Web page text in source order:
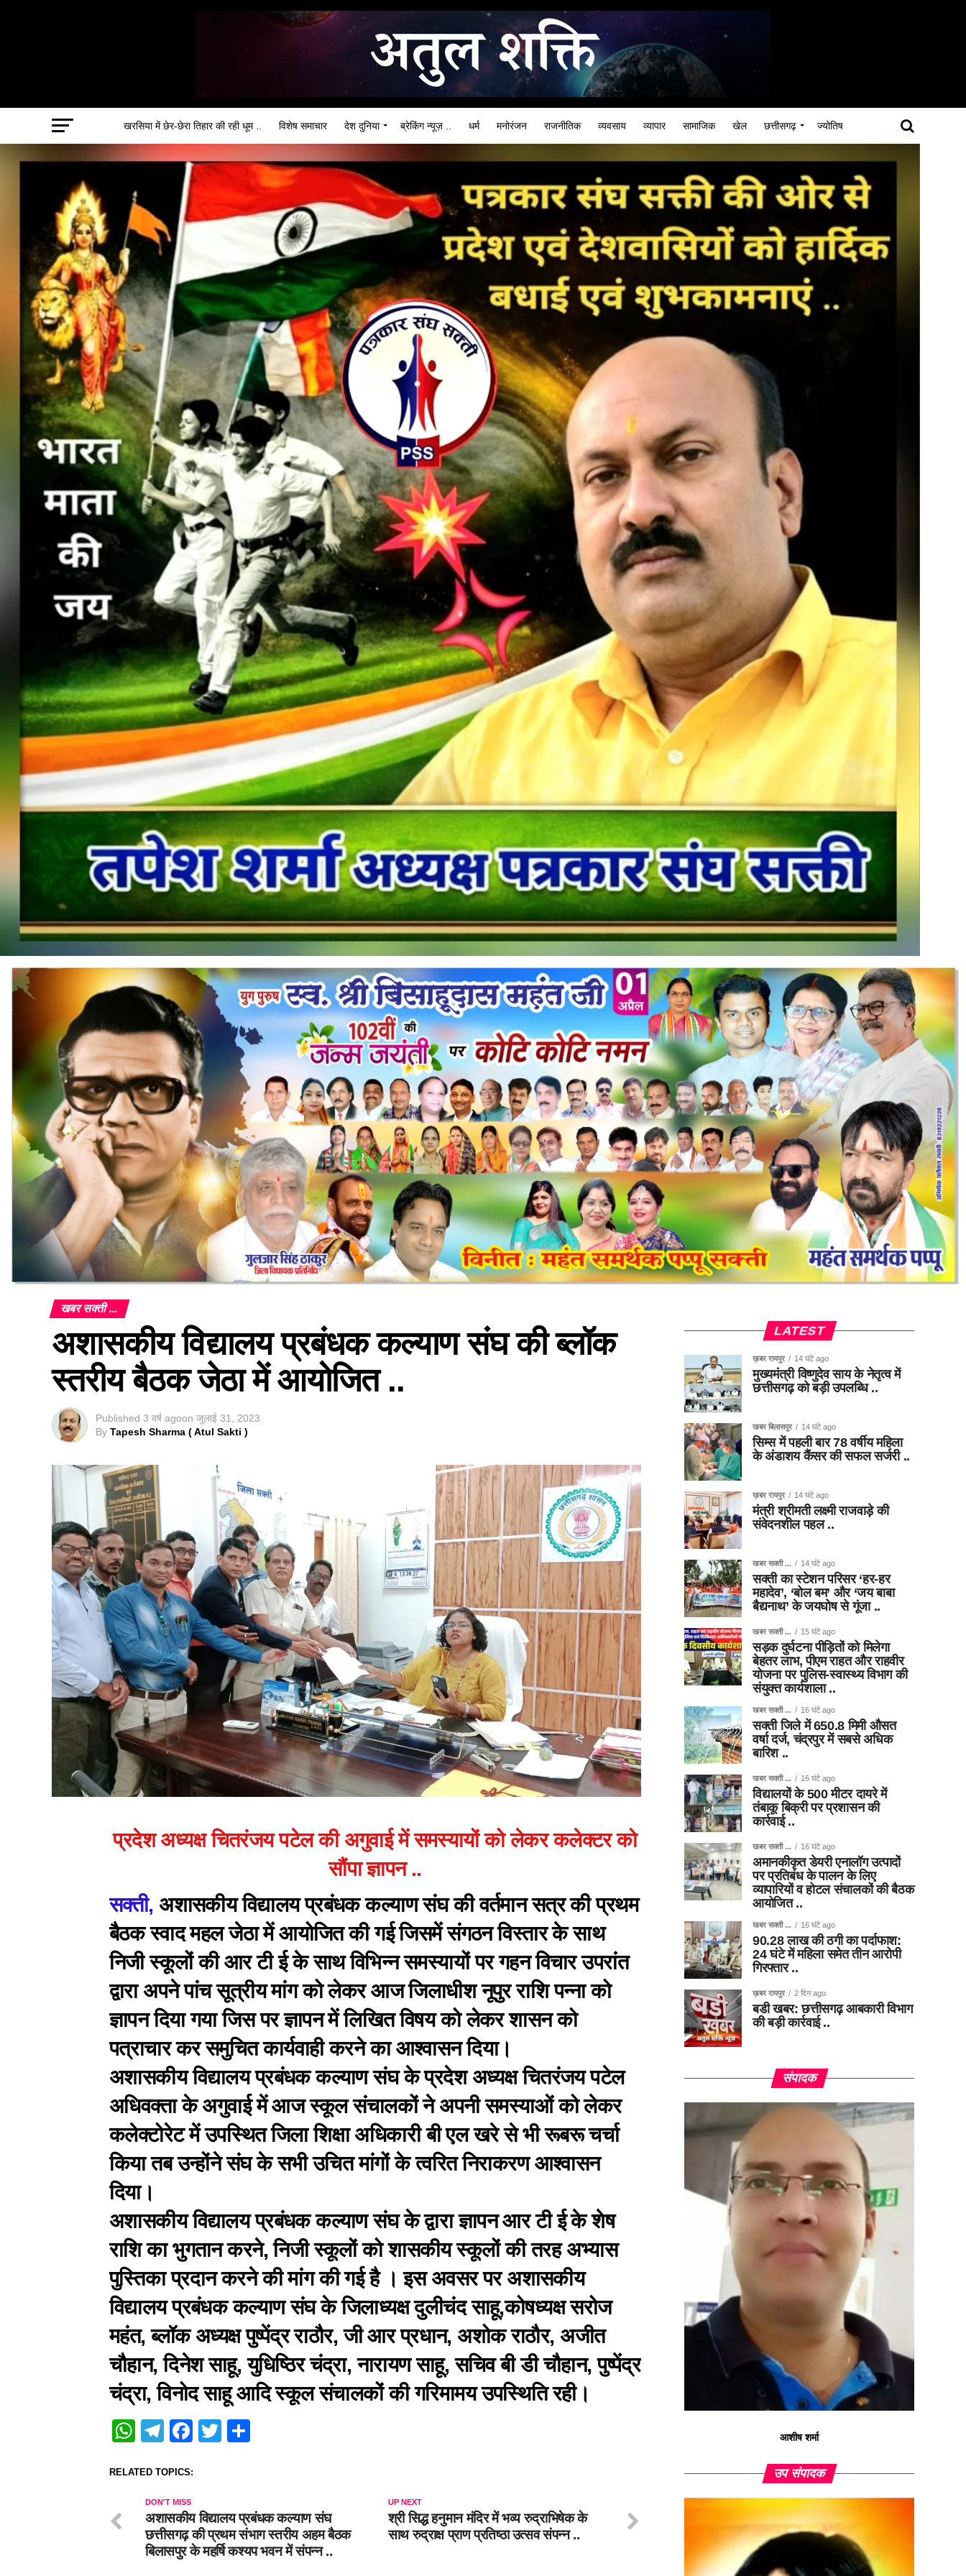
खरसिया में छेर-छेरा तिहार की रही धूम .. विशेष समाचार देश दुनिया ब्रेकिंग न्यूज़ .. धर्म मनोरंजन राजनीतिक व्यवसाय व्यापार सामाजिक खेल छत्तीसगढ़ ज्योतिष
खबर सक्ती ...
अशासकीय विद्यालय प्रबंधक कल्याण संघ की ब्लॉक
स्तरीय बैठक जेठा में आयोजित ..
Published 3 वर्ष agoon जुलाई 31, 2023
By Tapesh Sharma ( Atul Sakti )
प्रदेश अध्यक्ष चितरंजय पटेल की अगुवाई में समस्यायों को लेकर कलेक्टर को
सौंपा ज्ञापन ..
सक्ती, अशासकीय विद्यालय प्रबंधक कल्याण संघ की वर्तमान सत्र की प्रथम
बैठक स्वाद महल जेठा में आयोजित की गई जिसमें संगठन विस्तार के साथ
निजी स्कूलों की आर टी ई के साथ विभिन्न समस्यायों पर गहन विचार उपरांत
द्वारा अपने पांच सूत्रीय मांग को लेकर आज जिलाधीश नूपुर राशि पन्ना को
ज्ञापन दिया गया जिस पर ज्ञापन में लिखित विषय को लेकर शासन को
पत्राचार कर समुचित कार्यवाही करने का आश्वासन दिया।
अशासकीय विद्यालय प्रबंधक कल्याण संघ के प्रदेश अध्यक्ष चितरंजय पटेल
अधिवक्ता के अगुवाई में आज स्कूल संचालकों ने अपनी समस्याओं को लेकर
कलेक्टोरेट में उपस्थित जिला शिक्षा अधिकारी बी एल खरे से भी रूबरू चर्चा
किया तब उन्होंने संघ के सभी उचित मांगों के त्वरित निराकरण आश्वासन
दिया।
अशासकीय विद्यालय प्रबंधक कल्याण संघ के द्वारा ज्ञापन आर टी ई के शेष
राशि का भुगतान करने, निजी स्कूलों को शासकीय स्कूलों की तरह अभ्यास
पुस्तिका प्रदान करने की मांग की गई है । इस अवसर पर अशासकीय
विद्यालय प्रबंधक कल्याण संघ के जिलाध्यक्ष दुलीचंद साहू,कोषध्यक्ष सरोज
महंत, ब्लॉक अध्यक्ष पुष्पेंद्र राठौर, जी आर प्रधान, अशोक राठौर, अजीत
चौहान, दिनेश साहू, युधिष्ठिर चंद्रा, नारायण साहू, सचिव बी डी चौहान, पुष्पेंद्र
चंद्रा, विनोद साहू आदि स्कूल संचालकों की गरिमामय उपस्थिति रही।
WhatsApp
Telegram
Facebook
Twitter
RELATED TOPICS:
UP NEXT
श्री सिद्ध हनुमान मंदिर में भव्य रुद्राभिषेक के
साथ रुद्राक्ष प्राण प्रतिष्ठा उत्सव संपन्न ..
DON'T MISS
अशासकीय विद्यालय प्रबंधक कल्याण संघ
छत्तीसगढ़ की प्रथम संभाग स्तरीय अहम बैठक
बिलासपुर के महर्षि कश्यप भवन में संपन्न ..
LATEST
ख़बर रायपुर 14 घंटे ago
मुख्यमंत्री विष्णुदेव साय के नेतृत्व में
छत्तीसगढ़ को बड़ी उपलब्धि ..
खबर बिलासपुर 14 घंटे ago
सिम्स में पहली बार 78 वर्षीय महिला
के अंडाशय कैंसर की सफल सर्जरी ..
ख़बर रायपुर 14 घंटे ago
मंत्री श्रीमती लक्ष्मी राजवाड़े की
संवेदनशील पहल ..
खबर सक्ती ... 14 घंटे ago
सक्ती का स्टेशन परिसर ‘हर-हर
महादेव’, ‘बोल बम’ और ‘जय बाबा
बैद्यनाथ’ के जयघोष से गूंजा ..
खबर सक्ती ... 15 घंटे ago
सड़क दुर्घटना पीड़ितों को मिलेगा
बेहतर लाभ, पीएम राहत और राहवीर
योजना पर पुलिस-स्वास्थ्य विभाग की
संयुक्त कार्यशाला ..
खबर सक्ती ... 16 घंटे ago
सक्ती जिले में 650.8 मिमी औसत
वर्षा दर्ज, चंद्रपुर में सबसे अधिक
बारिश ..
खबर सक्ती ... 16 घंटे ago
विद्यालयों के 500 मीटर दायरे में
तंबाकू बिक्री पर प्रशासन की
कार्रवाई ..
खबर सक्ती ... 16 घंटे ago
अमानकीकृत डेयरी एनालॉग उत्पादों
पर प्रतिबंध के पालन के लिए
व्यापारियों व होटल संचालकों की बैठक
आयोजित ..
खबर सक्ती ... 16 घंटे ago
90.28 लाख की ठगी का पर्दाफाश:
24 घंटे में महिला समेत तीन आरोपी
गिरफ्तार ..
ख़बर रायपुर 2 दिन ago
बडी खबर: छत्तीसगढ़ आबकारी विभाग
की बड़ी कार्रवाई ..
संपादक
आशीष शर्मा
उप संपादक